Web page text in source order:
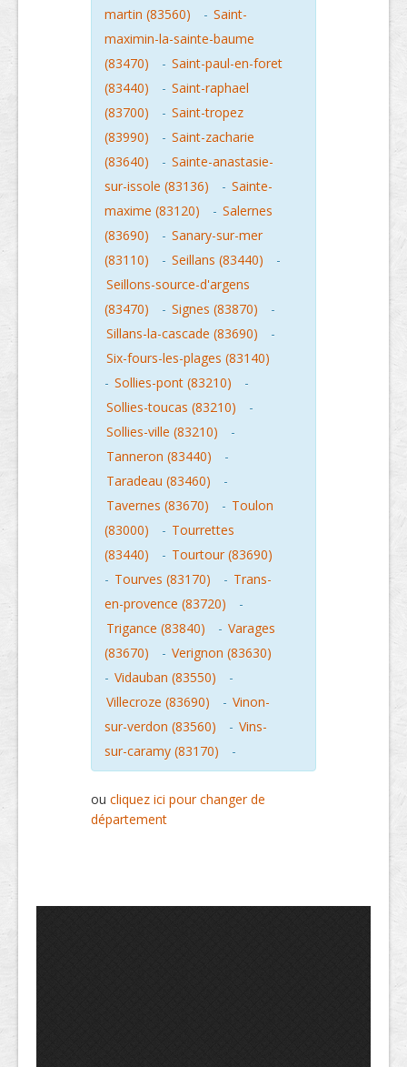
martin (83560)
- Saint-
maximin-la-sainte-baume
(83470)
- Saint-paul-en-foret
(83440)
- Saint-raphael
(83700)
- Saint-tropez
(83990)
- Saint-zacharie
(83640)
- Sainte-anastasie-
sur-issole (83136)
- Sainte-
maxime (83120)
- Salernes
(83690)
- Sanary-sur-mer
(83110)
- Seillans (83440)
-
Seillons-source-d'argens
(83470)
- Signes (83870)
-
Sillans-la-cascade (83690)
-
Six-fours-les-plages (83140)
- Sollies-pont (83210)
-
Sollies-toucas (83210)
-
Sollies-ville (83210)
-
Tanneron (83440)
-
Taradeau (83460)
-
Tavernes (83670)
- Toulon
(83000)
- Tourrettes
(83440)
- Tourtour (83690)
- Tourves (83170) - Trans-
en-provence (83720)
-
Trigance (83840)
- Varages
(83670)
- Verignon (83630)
- Vidauban (83550)
-
Villecroze (83690)
- Vinon-
sur-verdon (83560)
- Vins-
sur-caramy (83170)
-
ou cliquez ici pour changer de
département